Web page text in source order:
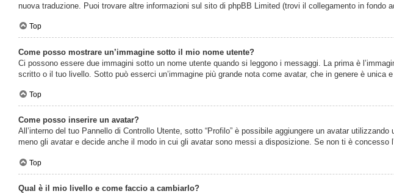
nuova traduzione. Puoi trovare altre informazioni sul sito di phpBB Limited (trovi il collegamento in fondo
Top
Come posso mostrare un’immagine sotto il mio nome utente?
Ci possono essere due immagini sotto un nome utente quando si leggono i messaggi. La prima è
scritto o il tuo livello. Sotto può esserci un’immagine più grande nota come avatar, che in genere è unica
Top
Come posso inserire un avatar?
All’interno del tuo Pannello di Controllo Utente, sotto “Profilo” è possibile aggiungere un avatar
meno gli avatar e decide anche il modo in cui gli avatar sono messi a disposizione. Se non ti è
Top
Qual è il mio livello e come faccio a cambiarlo?